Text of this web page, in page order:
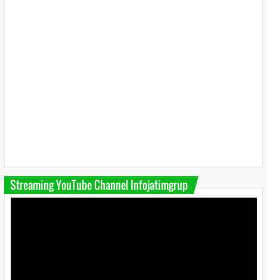
Streaming YouTube Channel Infojatimgrup